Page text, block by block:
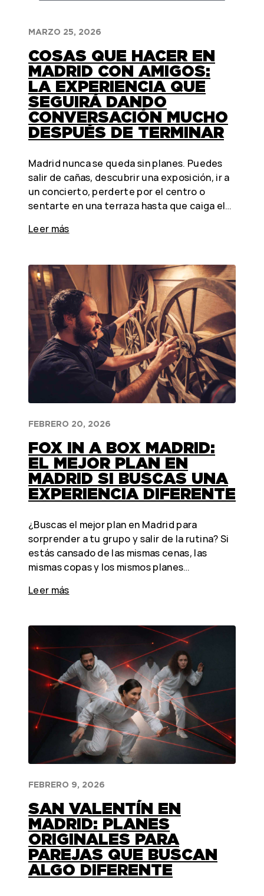
MARZO 25, 2026
COSAS QUE HACER EN
MADRID CON AMIGOS:
LA EXPERIENCIA QUE
SEGUIRÁ DANDO
CONVERSACIÓN MUCHO
DESPUÉS DE TERMINAR
Madrid nunca se queda sin planes. Puedes
salir de cañas, descubrir una exposición, ir a
un concierto, perderte por el centro o
sentarte en una terraza hasta que caiga el…
Leer más
FEBRERO 20, 2026
FOX IN A BOX MADRID:
EL MEJOR PLAN EN
MADRID SI BUSCAS UNA
EXPERIENCIA DIFERENTE
¿Buscas el mejor plan en Madrid para
sorprender a tu grupo y salir de la rutina? Si
estás cansado de las mismas cenas, las
mismas copas y los mismos planes…
Leer más
FEBRERO 9, 2026
SAN VALENTÍN EN
MADRID: PLANES
ORIGINALES PARA
PAREJAS QUE BUSCAN
ALGO DIFERENTE